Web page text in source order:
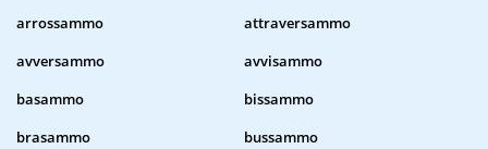
arrossammo
attraversammo
avversammo
avvisammo
basammo
bissammo
brasammo
bussammo